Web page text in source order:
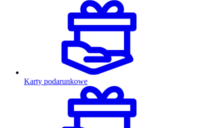
Karty podarunkowe